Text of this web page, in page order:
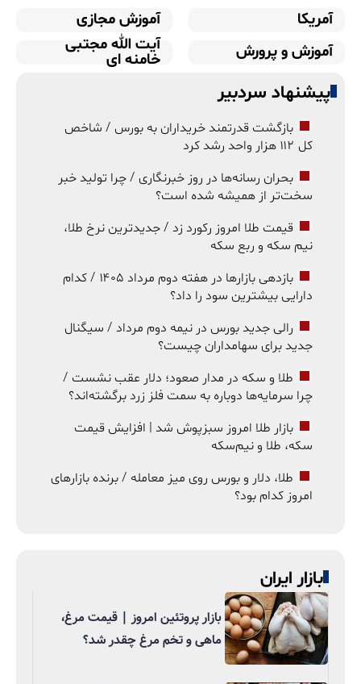
آمریکا
آموزش مجازی
آموزش و پرورش
آیت الله مجتبی
خامنه ای
پیشنهاد سردبیر
بازگشت قدرتمند خریداران به بورس / شاخص
کل ۱۱۲ هزار واحد رشد کرد
بحران رسانه‌ها در روز خبرنگاری / چرا تولید خبر
سخت‌تر از همیشه شده است؟
قیمت طلا امروز رکورد زد / جدیدترین نرخ طلا،
نیم سکه و ربع سکه
بازدهی بازارها در هفته دوم مرداد ۱۴۰۵ / کدام
دارایی بیشترین سود را داد؟
رالی جدید بورس در نیمه دوم مرداد / سیگنال
جدید برای سهامداران چیست؟
طلا و سکه در مدار صعود؛ دلار عقب نشست /
چرا سرمایه‌ها دوباره به سمت فلز زرد برگشته‌اند؟
بازار طلا امروز سبزپوش شد | افزایش قیمت
سکه، طلا و نیم‌سکه
طلا، دلار و بورس روی میز معامله / برنده بازارهای
امروز کدام بود؟
بازار ایران
بازار پروتئین امروز | قیمت مرغ،
ماهی و تخم مرغ چقدر شد؟